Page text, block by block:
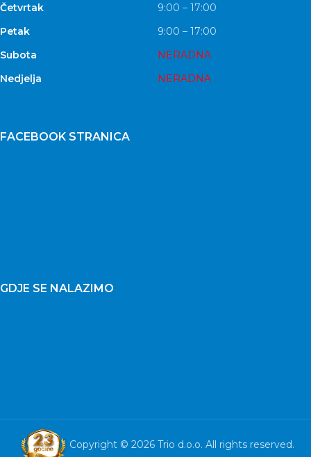
Četvrtak
9:00 – 17:00
Petak
9:00 – 17:00
Subota
NERADNA
Nedjelja
NERADNA
FACEBOOK STRANICA
GDJE SE NALAZIMO
Copyright © 2026 Trio d.o.o. All rights reserved.